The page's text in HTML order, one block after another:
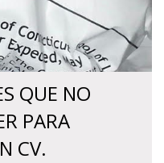
QUE NO
PARA
CV.